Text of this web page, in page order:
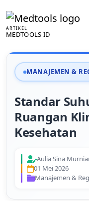
ARTIKEL
MEDTOOLS ID
MANAJEMEN &
Standar
Ruangan
Kesehatan
Aulia Sina
01 Mei 2026
Manajemen &